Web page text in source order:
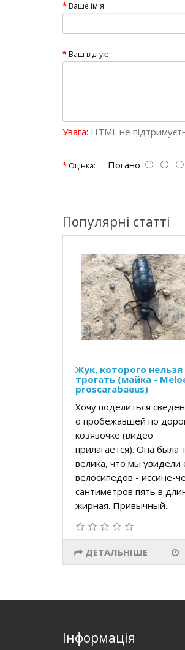
Ваше ім'я:
Ваш відгук:
Увага: HTML не
Оцінка: Погано
Популярні статті
Жук, которого нельзя
трогать (майка -
proscarabaeus)
Хочу поделиться
о пробежавшей по
козявочке (видео
прилагается). Она была
велика, что мы увидели
велосипедов - иссине-
сантиметров пять в
жирная. Привычный..
ДЕТАЛЬНІШЕ
Інформація